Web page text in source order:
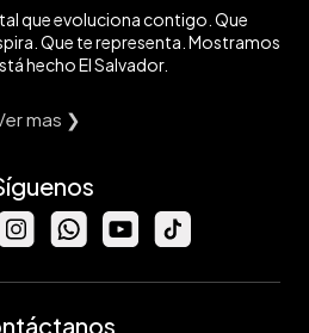
que evoluciona contigo. Que
Que te representa. Mostramos
hecho El Salvador.
mas ❯